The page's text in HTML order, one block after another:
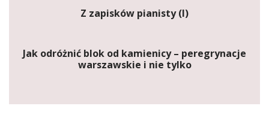
Z zapisków pianisty (I)
Jak odróżnić blok od kamienicy – peregrynacje
warszawskie i nie tylko